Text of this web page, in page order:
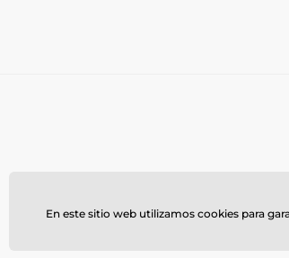
En este sitio web utilizamos cookies para